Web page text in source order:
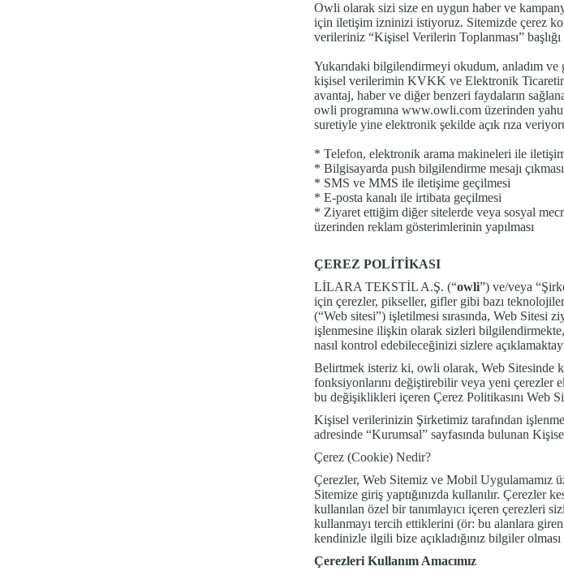
Owli olarak sizi size en uygun haber ve
için iletişim izninizi istiyoruz. Sitemizde çerez
verileriniz “Kişisel Verilerin Toplanması”
Yukarıdaki bilgilendirmeyi okudum, anladım ve
kişisel verilerimin KVKK ve Elektronik Ticaretin
avantaj, haber ve diğer benzeri faydaların
owli programına www.owli.com üzerinden
suretiyle yine elektronik şekilde açık rıza
* Telefon, elektronik arama makineleri ile
* Bilgisayarda push bilgilendirme mesajı çıkması
* SMS ve MMS ile iletişime geçilmesi
* E-posta kanalı ile irtibata geçilmesi
* Ziyaret ettiğim diğer sitelerde veya sosyal
üzerinden reklam gösterimlerinin yapılması
ÇEREZ POLİTİKASI
LİLARA TEKSTİL A.Ş. (“owli”) ve/veya
için çerezler, pikseller, gifler gibi bazı
(“Web sitesi”) işletilmesi sırasında, Web Sitesi
işlenmesine ilişkin olarak sizleri
nasıl kontrol edebileceğinizi sizlere
Belirtmek isteriz ki, owli olarak, Web Sitesinde
fonksiyonlarını değiştirebilir veya yeni çerezler
bu değişiklikleri içeren Çerez Politikasını Web
Kişisel verilerinizin Şirketimiz tarafından
adresinde “Kurumsal” sayfasında bulunan
Çerez (Cookie) Nedir?
Çerezler, Web Sitemiz ve Mobil Uygulamamız
Sitemize giriş yaptığınızda kullanılır.
kullanılan özel bir tanımlayıcı içeren çerezleri
kullanmayı tercih ettiklerini (ör: bu alanlara
kendinizle ilgili bize açıkladığınız bilgiler
Çerezleri Kullanım Amacımız